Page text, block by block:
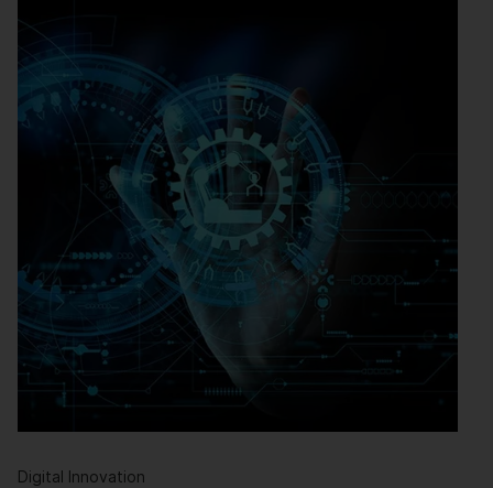
Digital Innovation
Der Aufstieg der Drohnen
Sie können Zeit und Geld sparen und möglicherweise
Menschenleben retten, indem sie sich an Orte …
Weiterlesen
Digital Innovation